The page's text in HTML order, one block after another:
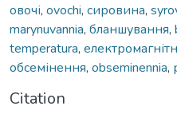
овочі, ovochi, сировина,
marynuvannia, бланшування,
temperatura,
обсемінення, obseminennia,
Citation